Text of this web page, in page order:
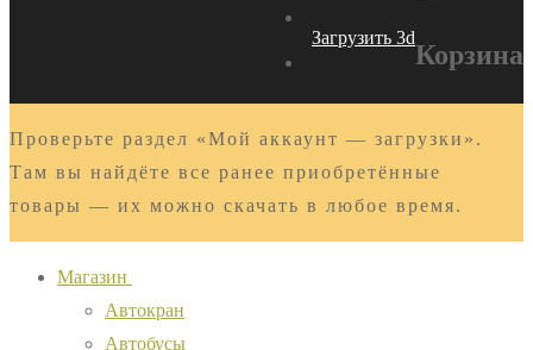
Загрузить 3d
Корзина
Проверьте раздел «Мой аккаунт — загрузки».
Там вы найдёте все ранее приобретённые
товары — их можно скачать в любое время.
Магазин
Автокран
Автобусы